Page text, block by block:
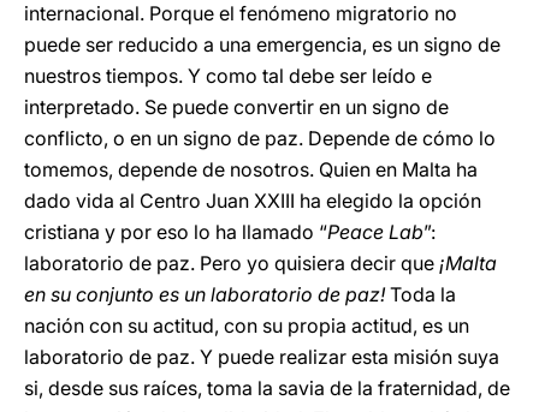
internacional. Porque el fenómeno migratorio no
puede ser reducido a una emergencia, es un signo de
nuestros tiempos. Y como tal debe ser leído e
interpretado. Se puede convertir en un signo de
conflicto, o en un signo de paz. Depende de cómo lo
tomemos, depende de nosotros. Quien en Malta ha
dado vida al Centro Juan XXIII ha elegido la opción
cristiana y por eso lo ha llamado “Peace Lab”:
laboratorio de paz. Pero yo quisiera decir que ¡Malta
en su conjunto es un laboratorio de paz!Toda la
nación con su actitud, con su propia actitud, es un
laboratorio de paz. Y puede realizar esta misión suya
si, desde sus raíces, toma la savia de la fraternidad, de